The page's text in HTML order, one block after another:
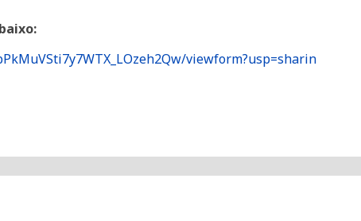
viewform?usp=sharin